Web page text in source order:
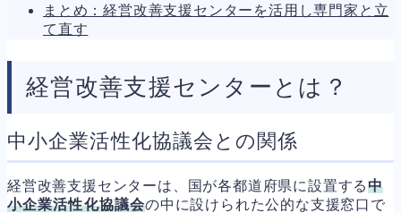
まとめ：経営改善支援センターを活用し専門家と立
て直す
経営改善支援センターとは？
中小企業活性化協議会との関係
経営改善支援センターは、国が各都道府県に設置する中
小企業活性化協議会の中に設けられた公的な支援窓口で